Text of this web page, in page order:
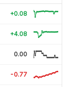
+0.08
+4.08
0.00
-0.77